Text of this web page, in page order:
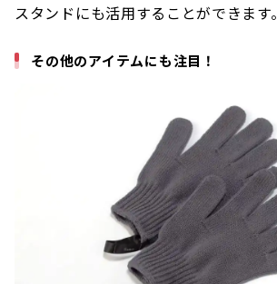
スタンドにも活用することができます。
その他のアイテムにも注目！